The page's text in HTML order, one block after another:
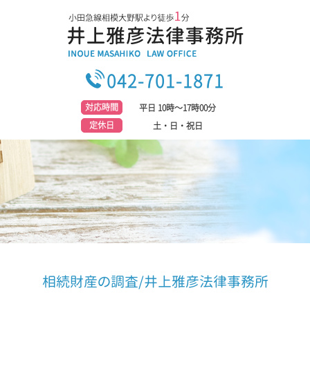
042-701-1871
対応時間
平日 10時～17時00分
定休日
土・日・祝日
相続財産の調査/井上雅彦法律事務所